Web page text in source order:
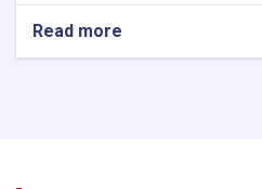
Read more
The